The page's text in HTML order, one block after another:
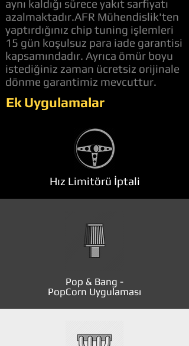
aynı kaldığı sürece yakıt sarfiyatı
azalmaktadır.AFR Mühendislik'ten
yaptırdığınız chip tuning işlemleri
15 gün koşulsuz para iade garantisi
kapsamındadır. Ayrıca ömür boyu
istediğiniz zaman ücretsiz orijinale
dönme garantimiz mevcuttur.
Ek Uygulamalar
Hız Limitörü İptali
Pop & Bang -
PopCorn Uygulaması